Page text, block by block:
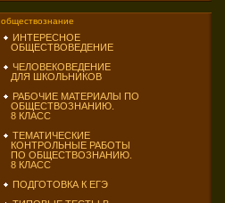
обществознание
ИНТЕРЕСНОЕ
ОБЩЕСТВОВЕДЕНИЕ
ЧЕЛОВЕКОВЕДЕНИЕ
ДЛЯ ШКОЛЬНИКОВ
РАБОЧИЕ МАТЕРИАЛЫ ПО
ОБЩЕСТВОЗНАНИЮ.
8 КЛАСС
ТЕМАТИЧЕСКИЕ
КОНТРОЛЬНЫЕ РАБОТЫ
ПО ОБЩЕСТВОЗНАНИЮ.
8 КЛАСС
ПОДГОТОВКА К ЕГЭ